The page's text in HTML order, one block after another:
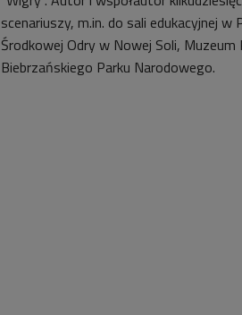
scenariuszy, m.in. do sali edukacyjnej
Środkowej Odry w Nowej Soli,
Biebrzańskiego Parku Narodowego.